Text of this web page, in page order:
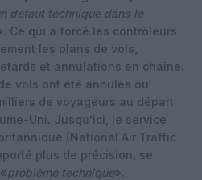
défaut technique dans le
Ce qui a forcé les contrôleurs
les plans de vols,
et annulations en chaîne.
vols ont été annulés ou
de voyageurs au départ
Uni. Jusqu’ici, le service
(National Air Traffic
plus de précision, se
problème technique».